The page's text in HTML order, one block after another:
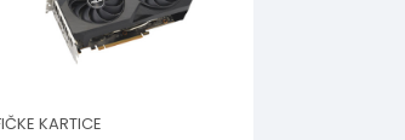
KARTICE